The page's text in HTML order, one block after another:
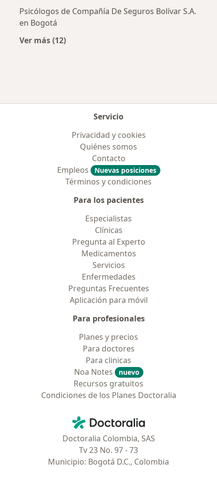
Psicólogos de Compañía De Seguros Bolívar S.A.
en Bogotá
Ver más (12)
Servicio
Privacidad y cookies
Quiénes somos
Contacto
Empleos
Nuevas posiciones
Términos y condiciones
Para los pacientes
Especialistas
Clínicas
Pregunta al Experto
Medicamentos
Servicios
Enfermedades
Preguntas Frecuentes
Aplicación para móvil
Para profesionales
Planes y precios
Para doctores
Para clinicas
Noa Notes
nuevo
Recursos gratuitos
Condiciones de los Planes Doctoralia
Doctoralia - Página de inicio
Doctoralia Colombia, SAS
Tv 23 No. 97 - 73
Municipio: Bogotá D.C., Colombia